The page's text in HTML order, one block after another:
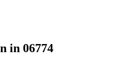
in 06774